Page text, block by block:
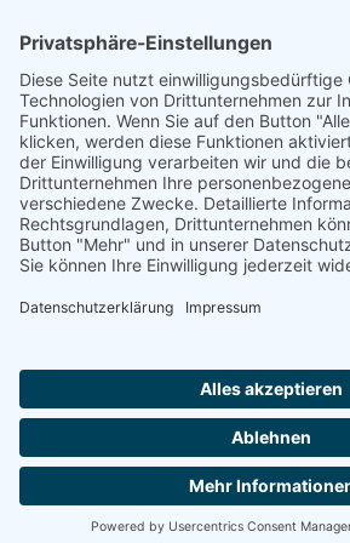
Footer
Cookie-Einstellungen Datenschutz
intern
by